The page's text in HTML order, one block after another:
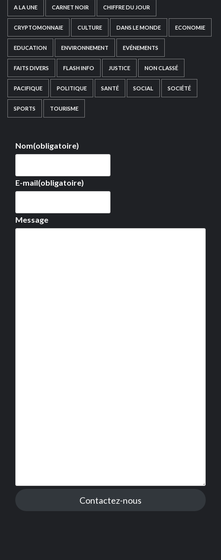
A LA UNE CARNET NOIR CHIFFRE DU JOUR
CRYPTOMONNAIE CULTURE DANS LE MONDE ECONOMIE
EDUCATION ENVIRONNEMENT EVÉNEMENTS
FAITS DIVERS FLASH INFO JUSTICE NON CLASSÉ
PACIFIQUE POLITIQUE SANTÉ SOCIAL SOCIÉTÉ
SPORTS TOURISME
Nom(obligatoire)
E-mail(obligatoire)
Message
Contactez-nous